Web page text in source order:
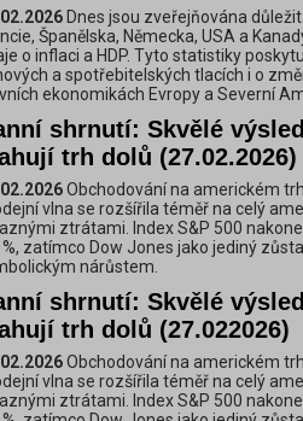
Dnes jsou zveřejňována
Španělska, Německa, USA a
o inflaci a HDP. Tyto statistiky
a spotřebitelských tlacích i o
ekonomikách Evropy a Severní
shrnutí: Skvělé
trh dolů (27.02.2026)
Obchodování na americkém
vlna se rozšířila téměř na celý
ztrátami. Index S&P 500
%, zatímco Dow Jones jako jediný
nárůstem.
shrnutí: Skvělé
trh dolů (27.022026)
Obchodování na americkém
vlna se rozšířila téměř na celý
ztrátami. Index S&P 500